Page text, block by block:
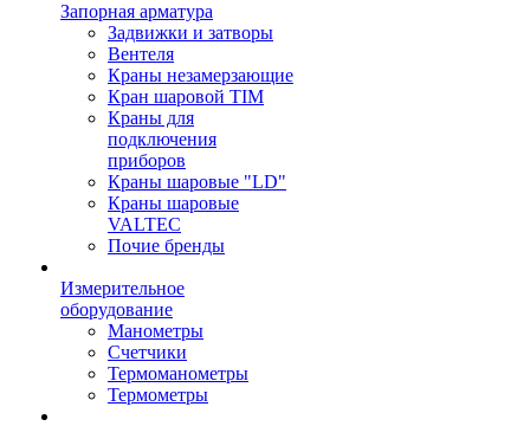
Запорная арматура
Задвижки и затворы
Вентеля
Краны незамерзающие
Кран шаровой TIM
Краны для
подключения
приборов
Краны шаровые "LD"
Краны шаровые
VALTEC
Почие бренды
Измерительное
оборудование
Манометры
Счетчики
Термоманометры
Термометры